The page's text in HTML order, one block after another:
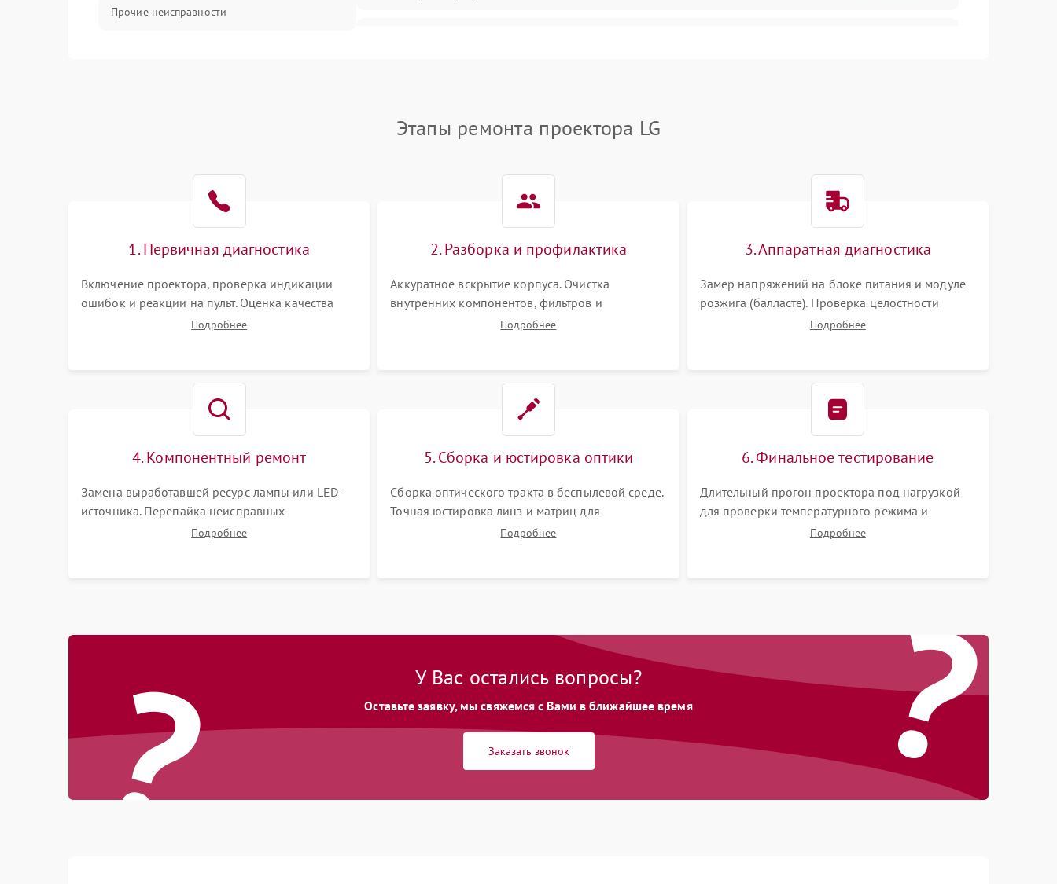
Прочие неисправности
коррекция трапеции (Keystone)
Проблемы с масштабированием
80 мин 3500 ₽ Подробнее →
Этапы ремонта проектора LG
1. Первичная диагностика
Включение проектора, проверка индикации
ошибок и реакции на пульт. Оценка качества
проекции, яркости лампы, наличия артефактов
Подробнее
2. Разборка и профилактика
Аккуратное вскрытие корпуса. Очистка
внутренних компонентов, фильтров и
вентиляторов от накопившейся пыли.
Подробнее
3. Аппаратная диагностика
Замер напряжений на блоке питания и модуле
розжига (балласте). Проверка целостности
цветового колеса (DLP) или поляризаторов (LCD).
Подробнее
4. Компонентный ремонт
Замена выработавшей ресурс лампы или LED-
источника. Перепайка неисправных
компонентов на платах. Замена DMD-чипа при
Подробнее
5. Сборка и юстировка оптики
Сборка оптического тракта в беспылевой среде.
Точная юстировка линз и матриц для
правильного сведения цветов и устранения
Подробнее
6. Финальное тестирование
Длительный прогон проектора под нагрузкой
для проверки температурного режима и
отсутствия перегрева. Оценка фокуса,
Подробнее
? ?
У Вас остались вопросы?
Оставьте заявку, мы свяжемся с Вами в ближайшее время
Заказать звонок